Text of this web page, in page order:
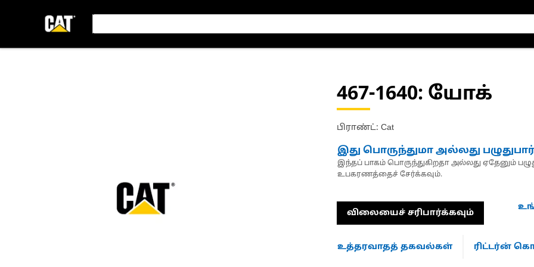
467-1640: யோக்
பிராண்ட்: Cat
இது பொருந்துமா அல்லது
இந்தப் பாகம் பொருந்துகிறதா அல்லது ஏதேனும்
உபகரணத்தைச் சேர்க்கவும்.
விலையைச் சரிபார்க்கவும்
உத்தரவாதத் தகவல்கள் ரிட்டர்ன்